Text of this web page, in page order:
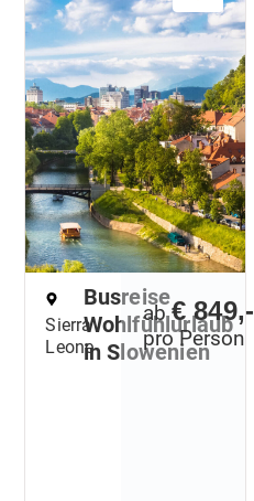
Sierra
Leone
Busreise
Wohlfühlurlaub
in Slowenien
ab€ 849,-
pro Person